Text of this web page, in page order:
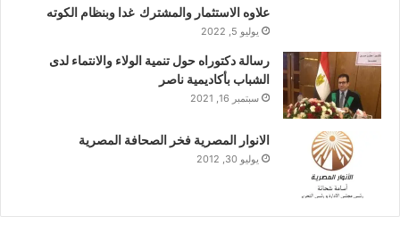
علاوه الاستثمار والمشترك غدا وبنظام الكوته
يوليو 5, 2022
رسالة دكتوراه حول تنمية الولاء والانتماء لدى
الشباب بأكاديمية ناصر
سبتمبر 16, 2021
الانوار المصرية فخر الصحافة المصرية
يوليو 30, 2012